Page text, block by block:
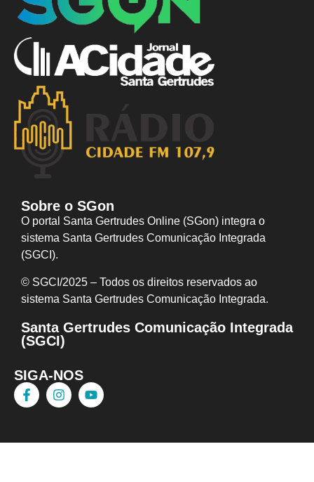
Sobre o SGon
O portal Santa Gertrudes Online (SGon) integra o
sistema Santa Gertrudes Comunicação Integrada
(SGCI).
© SGCI/2025 – Todos os direitos reservados ao
sistema Santa Gertrudes Comunicação I ntegrada.
Santa Gertrudes Comunicação Integrada
(SGCI)
SIGA-NOS